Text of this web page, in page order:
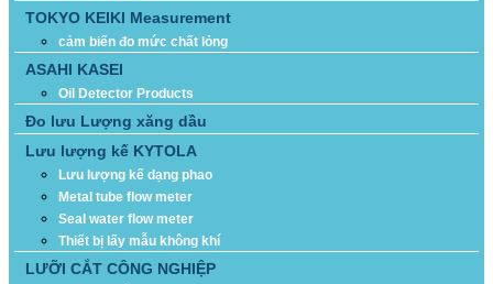
TOKYO KEIKI Measurement
cảm biến đo mức chất lỏng
ASAHI KASEI
Oil Detector Products
Đo lưu Lượng xăng dầu
Lưu lượng kế KYTOLA
Lưu lượng kế dạng phao
Metal tube flow meter
Seal water flow meter
Thiết bị lấy mẫu không khí
LƯỠI CẮT CÔNG NGHIỆP